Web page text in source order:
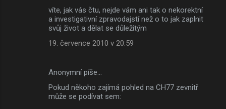
víte, jak vás čtu, nejde vám ani tak o nekorektní
a investigativní zpravodajstí než o to jak zaplnit
svůj život a dělat se důležitým
19. července 2010 v 20:59
Anonymní píše…
Pokud někoho zajímá pohled na CH77 zevnitř
může se podívat sem: